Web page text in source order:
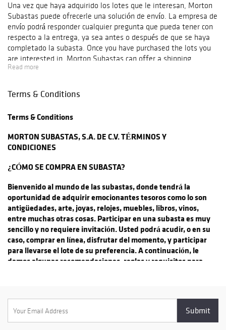
Una vez que haya adquirido los lotes que le interesan, Morton
Subastas puede ofrecerle una solución de envío. La empresa de
envío podrá responder cualquier pregunta que pueda tener con
respecto a la entrega, ya sea antes o después de que se haya
completado la subasta. Once you have purchased the lots you
are interested in, Morton Subastas can offer a shipping
solution. This shipping company will be able to answer any
after the auction has been completed.
Read more
Terms & Conditions
Terms & Conditions
MORTON SUBASTAS, S.A. DE C.V. TÉRMINOS Y
CONDICIONES
¿CÓMO SE COMPRA EN SUBASTA?
Bienvenido al mundo de las subastas, donde tendrá la
oportunidad de adquirir emocionantes tesoros como lo son
antigüedades, arte, joyas, relojes, muebles, libros, vinos,
entre muchas otras cosas. Participar en una subasta es muy
sencillo y no requiere invitación. Usted podrá acudir, o en su
caso, comprar en línea, disfrutar del momento, y participar
para llevarse el lote de su preferencia. A continuación, le
damos algunas recomendaciones, reglas y requisitos para
Sí, la subasta es un evento público y gratuito. Usted es
bienvenido sin necesidad de invitación, e incluso puede